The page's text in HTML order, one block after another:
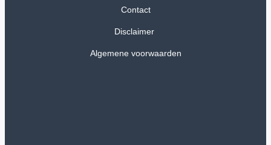
Contact
Disclaimer
Algemene voorwaarden